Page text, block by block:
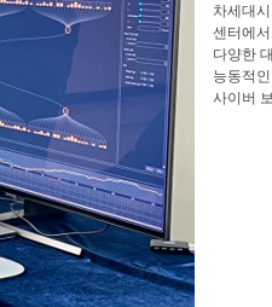
차세대
센터에
다양한
능동적
사이버